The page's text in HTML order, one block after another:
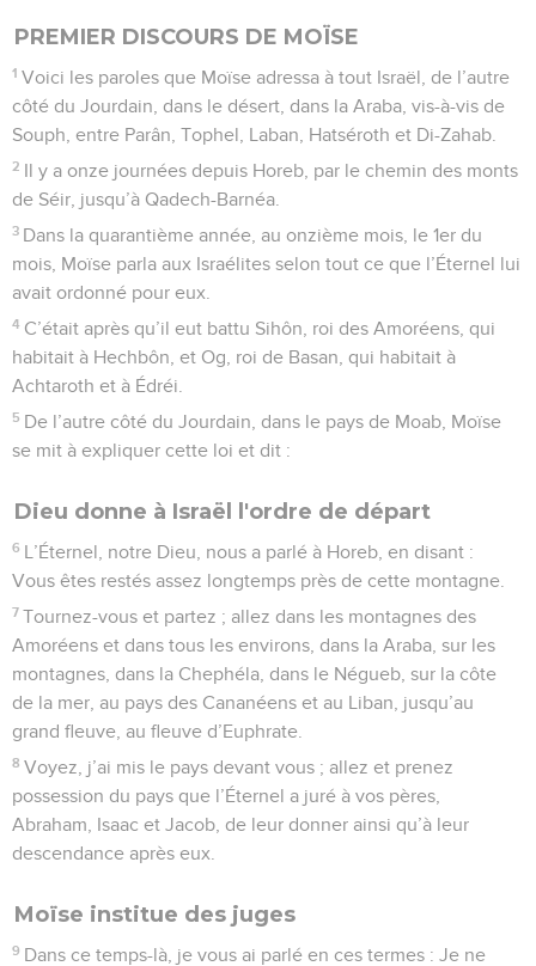
PREMIER DISCOURS DE MOÏSE
1 Voici les paroles que Moïse adressa à tout Israël, de l’autre
côté du Jourdain, dans le désert, dans la Araba, vis-à-vis de
Souph, entre Parân, Tophel, Laban, Hatséroth et Di-Zahab.
2 Il y a onze journées depuis Horeb, par le chemin des monts
de Séir, jusqu’à Qadech-Barnéa.
3 Dans la quarantième année, au onzième mois, le 1er du
mois, Moïse parla aux Israélites selon tout ce que l’Éternel lui
avait ordonné pour eux.
4 C’était après qu’il eut battu Sihôn, roi des Amoréens, qui
habitait à Hechbôn, et Og, roi de Basan, qui habitait à
Achtaroth et à Édréi.
5 De l’autre côté du Jourdain, dans le pays de Moab, Moïse
se mit à expliquer cette loi et dit :
Dieu donne à Israël l'ordre de départ
6 L’Éternel, notre Dieu, nous a parlé à Horeb, en disant :
Vous êtes restés assez longtemps près de cette montagne.
7 Tournez-vous et partez ; allez dans les montagnes des
Amoréens et dans tous les environs, dans la Araba, sur les
montagnes, dans la Chephéla, dans le Négueb, sur la côte
de la mer, au pays des Cananéens et au Liban, jusqu’au
grand fleuve, au fleuve d’Euphrate.
8 Voyez, j’ai mis le pays devant vous ; allez et prenez
possession du pays que l’Éternel a juré à vos pères,
Abraham, Isaac et Jacob, de leur donner ainsi qu’à leur
descendance après eux.
Moïse institue des juges
9 Dans ce temps-là, je vous ai parlé en ces termes : Je ne